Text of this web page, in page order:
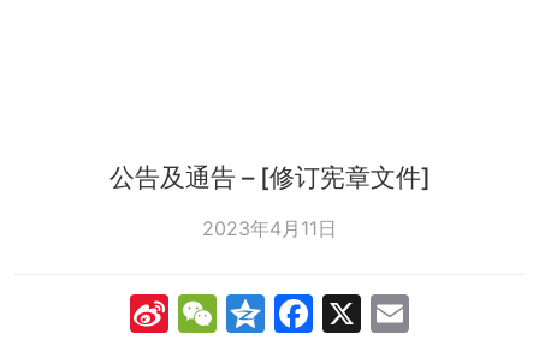
公告及通告 – [修订宪章文件]
2023年4月11日
SinaWeChat
Qzone
Facebook
X